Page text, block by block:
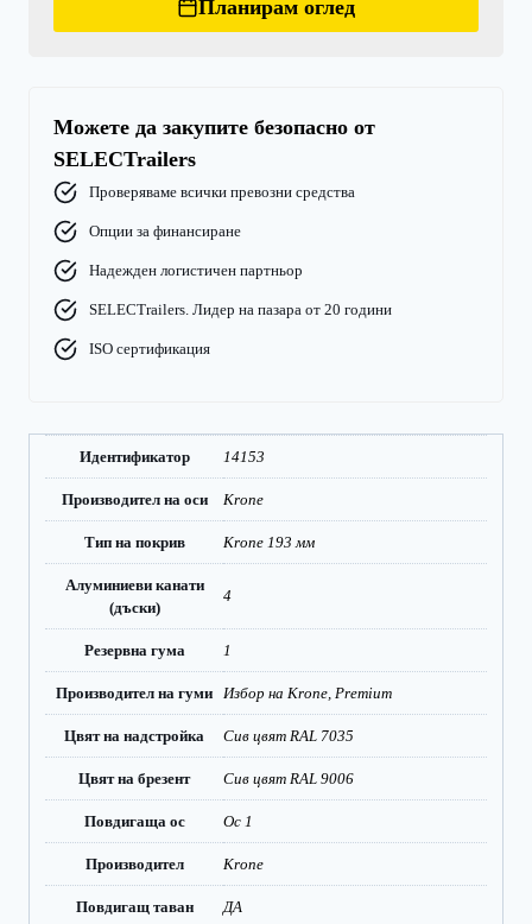
Планирам оглед
Можете да закупите безопасно от
SELECTrailers
Проверяваме всички превозни средства
Опции за финансиране
Надежден логистичен партньор
SELECTrailers. Лидер на пазара от 20 години
ISO сертификация
Идентификатор 14153
Производител на оси Krone
Тип на покрив Krone 193 мм
Алуминиеви канати
(дъски)
4
Резервна гума 1
Производител на гуми Избор на Krone, Premium
Цвят на надстройка Сив цвят RAL 7035
Цвят на брезент Сив цвят RAL 9006
Повдигаща ос Ос 1
Производител Krone
Повдигащ таван ДА